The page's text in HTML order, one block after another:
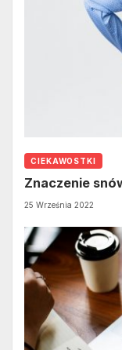
CIEKAWOSTKI
Znaczenie
25 Września 2022